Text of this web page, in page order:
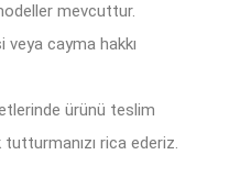
mevcuttur.
cayma hakkı
ürünü teslim
rica ederiz.